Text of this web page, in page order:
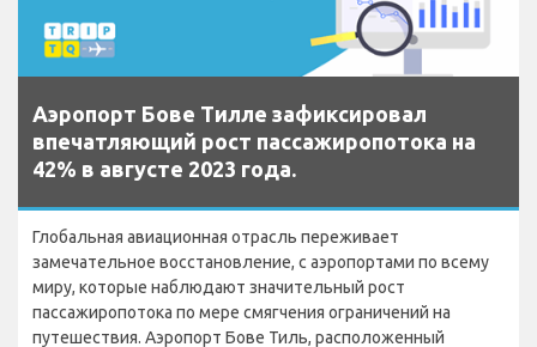
Аэропорт Бове Тилле зафиксировал
впечатляющий рост пассажиропотока на
42% в августе 2023 года.
Глобальная авиационная отрасль переживает
замечательное восстановление, с аэропортами по всему
миру, которые наблюдают значительный рост
пассажиропотока по мере смягчения ограничений на
путешествия. Аэропорт Бове Тиль, расположенный